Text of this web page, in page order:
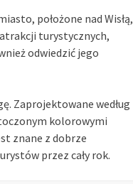
położone nad Wisłą,
turystycznych,
odwiedzić jego
Zaprojektowane według
kolorowymi
znane z dobrze
przez cały rok.